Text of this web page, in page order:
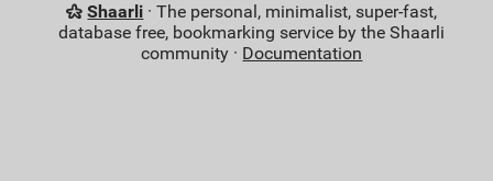
Shaarli · The personal, minimalist, super-fast,
database free, bookmarking service by the Shaarli
community · Documentation